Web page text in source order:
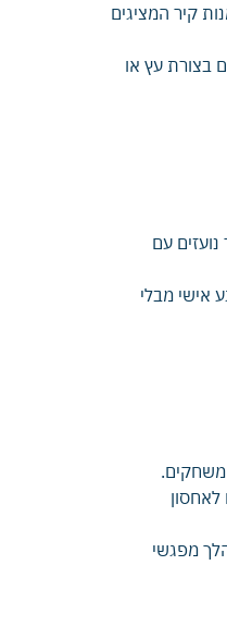
קיר המציגים
בצורת עץ או
עם
אישי מבלי
משחקים.
לאחסון
מפגשי